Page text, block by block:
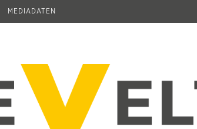
MEDIADATEN